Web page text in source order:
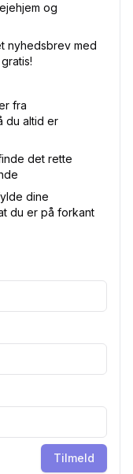
og
nyhedsbrev med
fra
du altid er
det rette
dine
du er på forkant
Tilmeld